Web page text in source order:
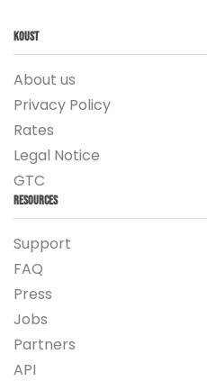
Koust
About us
Privacy Policy
Rates
Legal Notice
GTC
Resources
Support
FAQ
Press
Jobs
Partners
API